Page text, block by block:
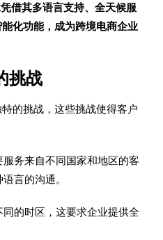
借其多语言支持、全天候服
化功能，成为跨境电商企业
挑战
的挑战，这些挑战使得客户
服务来自不同国家和地区的客
言的沟通。
的时区，这要求企业提供全